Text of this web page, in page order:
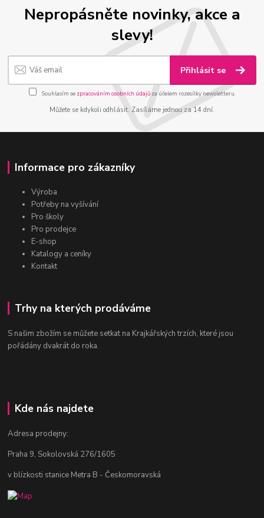
Nepropásněte novinky, akce a
slevy!
Přihlásit se
Souhlasím se zpracováním osobních údajůza účelem rozesílky newsletteru.
Můžete se kdykoli odhlásit. Zasíláme jednou za 14 dní.
Informace pro zákazníky
Výroba
Potřeby na vyšívání
Pro školy
Pro prodejce
E-shop
Katalogy a ceníky
Kontakt
Trhy na kterých prodáváme
S našim zbožím se můžete setkat na Krajkářských trzích, které jsou
pořádány dvakrát do roka.
Kde nás najdete
Adresa prodejny:
Praha 9, Sokolovská 276/1605
v blízkosti stanice Metra B - Českomoravská